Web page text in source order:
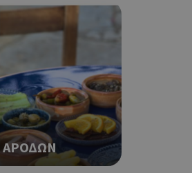
ΑΡΟΔΩΝ